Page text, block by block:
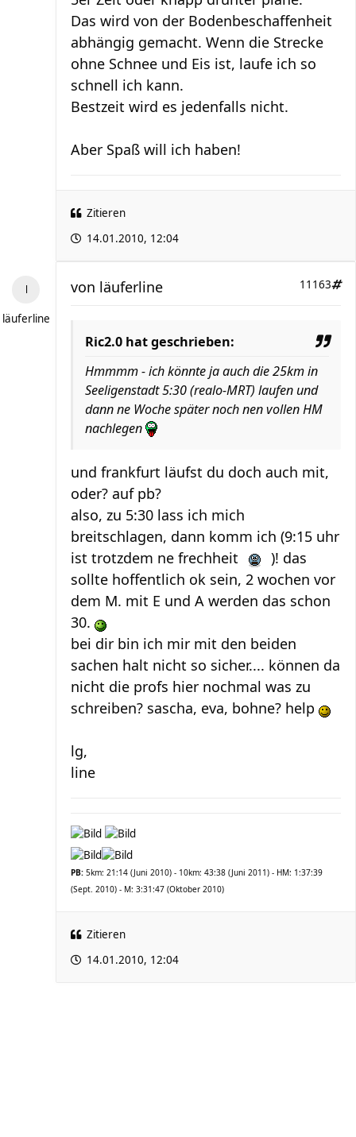
Das wird von der Bodenbeschaffenheit
abhängig gemacht. Wenn die Strecke
ohne Schnee und Eis ist, laufe ich so
schnell ich kann.
Bestzeit wird es jedenfalls nicht.
Aber Spaß will ich haben!
Zitieren
14.01.2010, 12:04
läuferline
11163
von läuferline
Ric2.0 hat geschrieben:
Hmmmm - ich könnte ja auch die 25km in
Seeligenstadt 5:30 (realo-MRT) laufen und
dann ne Woche später noch nen vollen HM
nachlegen
und frankfurt läufst du doch auch mit,
oder? auf pb?
also, zu 5:30 lass ich mich
breitschlagen, dann komm ich (9:15 uhr
ist trotzdem ne frechheit
)! das
sollte hoffentlich ok sein, 2 wochen vor
dem M. mit E und A werden das schon
30.
bei dir bin ich mir mit den beiden
sachen halt nicht so sicher.... können da
nicht die profs hier nochmal was zu
schreiben? sascha, eva, bohne? help
lg,
line
PB: 5km: 21:14 (Juni 2010) - 10km: 43:38 (Juni 2011) - HM: 1:37:39
(Sept. 2010) - M: 3:31:47 (Oktober 2010)
Zitieren
14.01.2010, 12:04